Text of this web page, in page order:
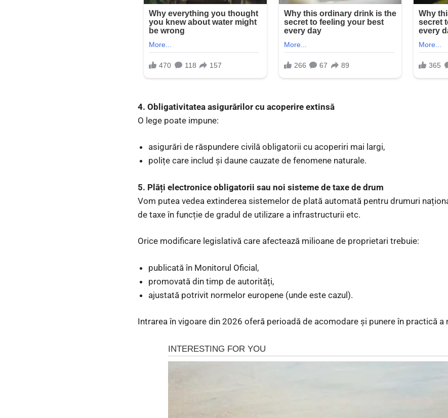
4. Obligativitatea asigurărilor cu acoperire extinsă
O lege poate impune:
asigurări de răspundere civilă obligatorii cu acoperiri mai largi,
polițe care includ și daune cauzate de fenomene naturale.
5. Plăți electronice obligatorii sau noi sisteme de taxe de drum
Vom putea vedea extinderea sistemelor de plată automată pentru drumuri
de taxe în funcție de gradul de utilizare a infrastructurii etc.
Orice modificare legislativă care afectează milioane de proprietari trebuie:
publicată în Monitorul Oficial,
promovată din timp de autorități,
ajustată potrivit normelor europene (unde este cazul).
Intrarea în vigoare din 2026 oferă perioadă de acomodare și punere în practică a